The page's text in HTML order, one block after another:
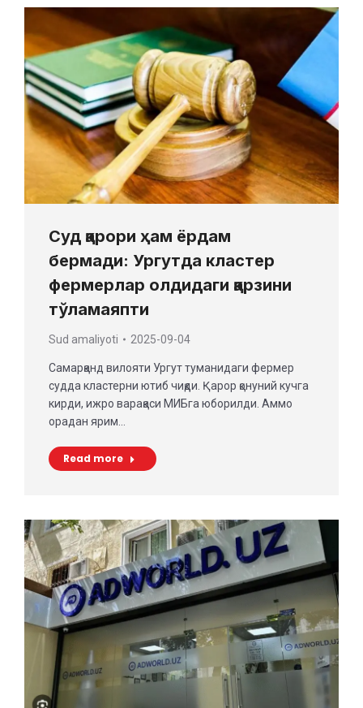
Суд қарори ҳам ёрдам
бермади: Ургутда кластер
фермерлар олдидаги қарзини
тўламаяпти
Sud amaliyoti 2025-09-04
Самарқанд вилояти Ургут туманидаги фермер
судда кластерни ютиб чиқди. Қарор қонуний кучга
кирди, ижро варақаси МИБга юборилди. Аммо
орадан ярим…
Read more